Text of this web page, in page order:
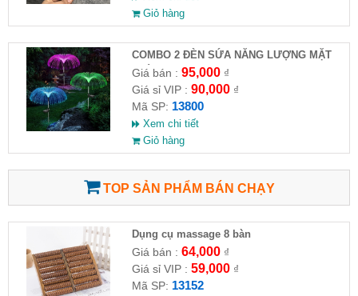
Giỏ hàng
COMBO 2 ĐÈN SỨA NĂNG LƯỢNG MẶT
TRỜI
Giá bán : 95,000₫
Giá sỉ VIP : 90,000₫
Mã SP: 13800
Xem chi tiết
Giỏ hàng
TOP SẢN PHẨM BÁN CHẠY
Dụng cụ massage 8 bàn
Giá bán : 64,000₫
Giá sỉ VIP : 59,000₫
Mã SP: 13152